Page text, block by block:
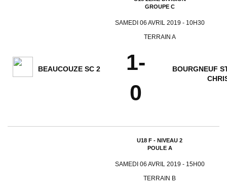
GROUPE C
SAMEDI 06 AVRIL 2019 - 10H30
TERRAIN A
BEAUCOUZE SC 2
1-
0
BOURGNEUF
U18 F - NIVEAU 2
POULE A
SAMEDI 06 AVRIL 2019 - 15H00
TERRAIN B